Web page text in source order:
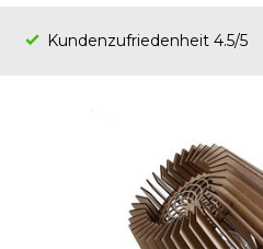
Kundenzufriedenheit 4.5/5